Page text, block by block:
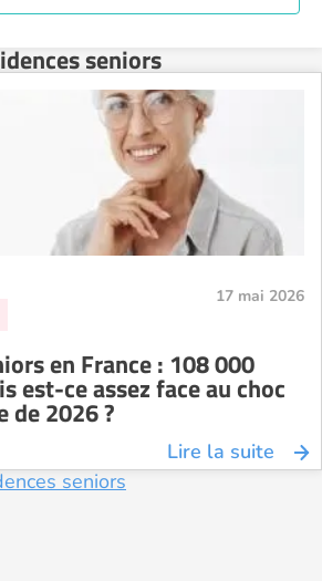
seniors
17 mai 2026
en France : 108 000
est-ce assez face au choc
de 2026 ?
Lire la suite
seniors